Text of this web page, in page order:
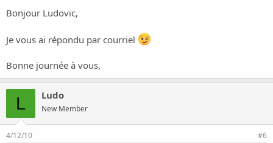
Bonjour Ludovic,
Je vous ai répondu par courriel
Bonne journée à vous,
L Ludo
New Member
4/12/10 #6